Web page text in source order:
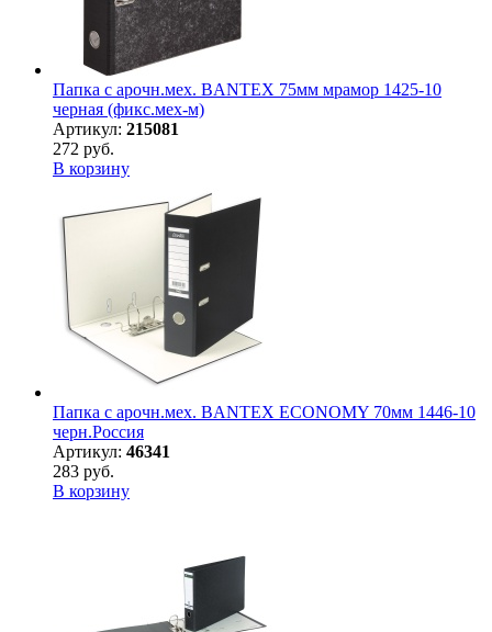
Папка с арочн.мех. BANTEX 75мм мрамор 1425-10
черная (фикс.мех-м)
Артикул: 215081
272 руб.
В корзину
Папка с арочн.мех. BANTEX ECONOMY 70мм 1446-10
черн.Россия
Артикул: 46341
283 руб.
В корзину